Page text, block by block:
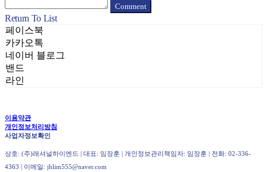
Comment
Return To List
페이스북
카카오톡
네이버 블로그
밴드
라인
이용약관
개인정보처리방침
사업자정보확인
상호: (주)래셔널하이엔드 | 대표: 임장훈 | 개인정보관리책임자: 임장훈 | 전화: 02-336-
4363 | 이메일: jhlim555@naver.com